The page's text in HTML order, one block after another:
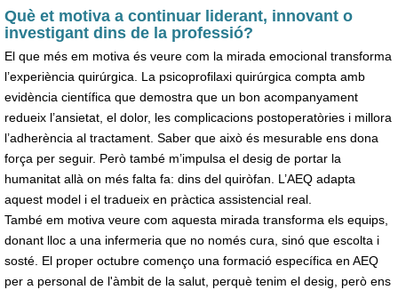
Què et motiva a continuar liderant, innovant o
investigant dins de la professió?
El que més em motiva és veure com la mirada emocional transforma
l’experiència quirúrgica. La psicoprofilaxi quirúrgica compta amb
evidència científica que demostra que un bon acompanyament
redueix l’ansietat, el dolor, les complicacions postoperatòries i millora
l’adherència al tractament. Saber que això és mesurable ens dona
força per seguir. Però també m’impulsa el desig de portar la
humanitat allà on més falta fa: dins del quiròfan. L’AEQ adapta
aquest model i el tradueix en pràctica assistencial real.
També em motiva veure com aquesta mirada transforma els equips,
donant lloc a una infermeria que no només cura, sinó que escolta i
sosté. El proper octubre començo una formació específica en AEQ
per a personal de l'àmbit de la salut, perquè tenim el desig, però ens